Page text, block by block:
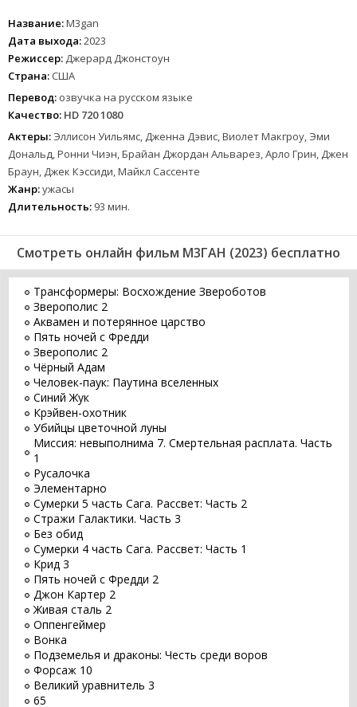
Название:M3gan
Дата выхода:2023
Режиссер: Джерард Джонстоун
Страна: США
Перевод: озвучка на русском языке
Качество: HD 720 1080
Актеры: Эллисон Уильямс, Дженна Дэвис, Виолет Макгроу, Эми
Дональд, Ронни Чиэн, Брайан Джордан Альварез, Арло Грин, Джен
Браун, Джек Кэссиди, Майкл Сассенте
Жанр:ужасы
Длительность: 93 мин.
Смотреть онлайн фильм М3ГАН (2023) бесплатно
Трансформеры: Восхождение Звероботов
Зверополис 2
Аквамен и потерянное царство
Пять ночей с Фредди
Зверополис 2
Чёрный Адам
Человек-паук: Паутина вселенных
Синий Жук
Крэйвен-охотник
Убийцы цветочной луны
Миссия: невыполнима 7. Смертельная расплата. Часть
1
Русалочка
Элементарно
Сумерки 5 часть Сага. Рассвет: Часть 2
Стражи Галактики. Часть 3
Без обид
Сумерки 4 часть Сага. Рассвет: Часть 1
Крид 3
Пять ночей с Фредди 2
Джон Картер 2
Живая сталь 2
Оппенгеймер
Вонка
Подземелья и драконы: Честь среди воров
Форсаж 10
Великий уравнитель 3
65